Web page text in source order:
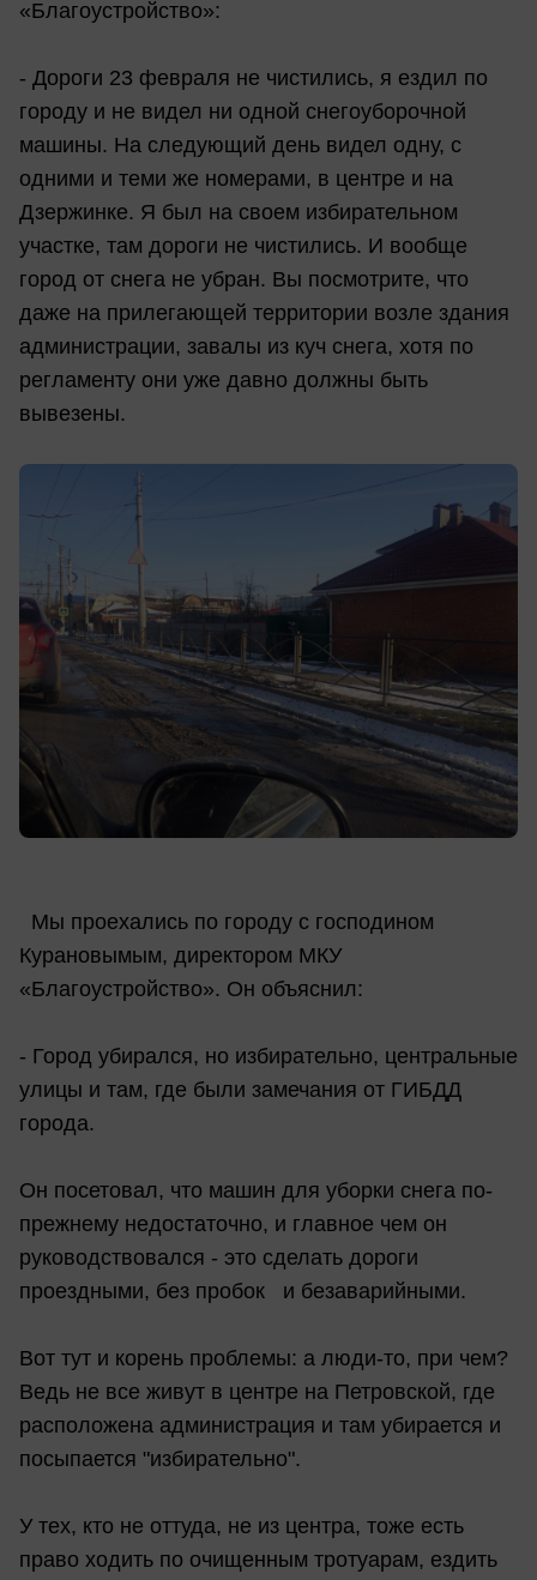
«Благоустройство»:
- Дороги 23 февраля не чистились, я ездил по
городу и не видел ни одной снегоуборочной
машины. На следующий день видел одну, с
одними и теми же номерами, в центре и на
Дзержинке. Я был на своем избирательном
участке, там дороги не чистились. И вообще
город от снега не убран. Вы посмотрите, что
даже на прилегающей территории возле здания
администрации, завалы из куч снега, хотя по
регламенту они уже давно должны быть
вывезены.
Мы проехались по городу с господином
Курановымым, директором МКУ
«Благоустройство». Он объяснил:
- Город убирался, но избирательно, центральные
улицы и там, где были замечания от ГИБДД
города.
Он посетовал, что машин для уборки снега по-
прежнему недостаточно, и главное чем он
руководствовался - это сделать дороги
проездными, без пробок и безаварийными.
Вот тут и корень проблемы: а люди-то, при чем?
Ведь не все живут в центре на Петровской, где
расположена администрация и там убирается и
посыпается "избирательно".
У тех, кто не оттуда, не из центра, тоже есть
право ходить по очищенным тротуарам, ездить